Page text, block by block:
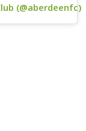
(@aberdeenfc)